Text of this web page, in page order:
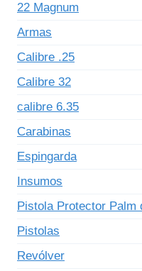
22 Magnum
Armas
Calibre .25
Calibre 32
calibre 6.35
Carabinas
Espingarda
Insumos
Pistola Protector Palm
Pistolas
Revólver